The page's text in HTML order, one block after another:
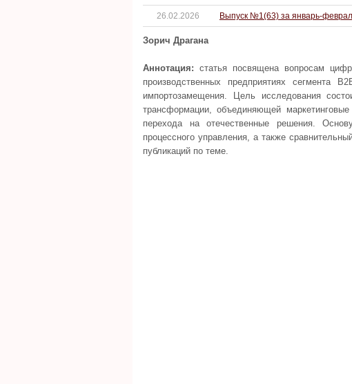
26.02.2026 Выпуск №1(63) за январь-
Зорич Драгана
Аннотация: статья посвящена вопросам
производственных предприятиях сегмента
импортозамещения. Цель исследования
трансформации, объединяющей
перехода на отечественные решения.
процессного управления, а также
публикаций по теме.